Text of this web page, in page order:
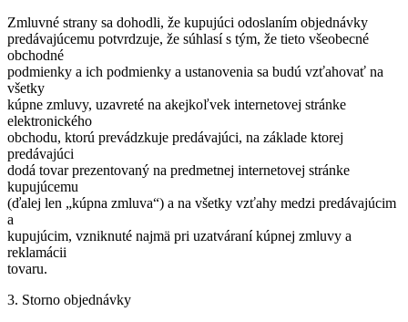
Zmluvné strany sa dohodli, že kupujúci odoslaním objednávky
predávajúcemu potvrdzuje, že súhlasí s tým, že tieto všeobecné
obchodné
podmienky a ich podmienky a ustanovenia sa budú vzťahovať na
všetky
kúpne zmluvy, uzavreté na akejkoľvek internetovej stránke
elektronického
obchodu, ktorú prevádzkuje predávajúci, na základe ktorej
predávajúci
dodá tovar prezentovaný na predmetnej internetovej stránke
kupujúcemu
(ďalej len „kúpna zmluva“) a na všetky vzťahy medzi predávajúcim
a
kupujúcim, vzniknuté najmä pri uzatváraní kúpnej zmluvy a
reklamácii
tovaru.
3. Storno objednávky